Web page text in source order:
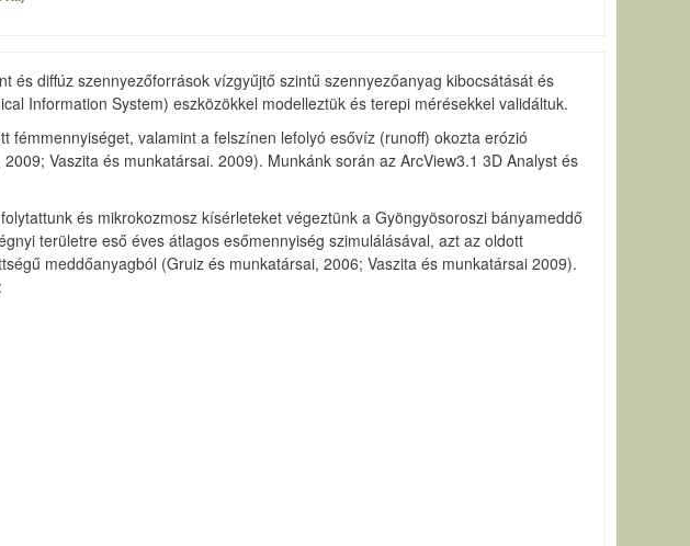
diffúz szennyezőforrások vízgyűjtő szintű szennyezőanyag kibocsátását és
Information System) eszközökkel modelleztük és terepi mérésekkel validáltuk.
valamint a felszínen lefolyó esővíz (runoff) okozta erózió
Vaszita és munkatársai. 2009). Munkánk során az ArcView3.1 3D Analyst és
és mikrokozmosz kísérleteket végeztünk a Gyöngyösoroszi bányameddő
területre eső éves átlagos esőmennyiség szimulálásával, azt az oldott
meddőanyagból (Gruiz és munkatársai, 2006; Vaszita és munkatársai 2009).